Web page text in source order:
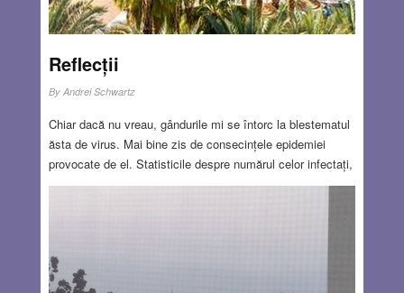
Reflecții
By Andrei Schwartz
Chiar dacă nu vreau, gândurile mi se întorc la blestematul
ăsta de virus. Mai bine zis de consecințele epidemiei
provocate de el. Statisticile despre numărul celor infectați,
grav bolnavi, cei ventilați, etc., etc., mă cufundă în apele
etc. și deja ne simțim mai liniștiți. Vestitul prim-ministru al
Marii Britanii între 1866-1868, Benjamin Disraeli, spunea